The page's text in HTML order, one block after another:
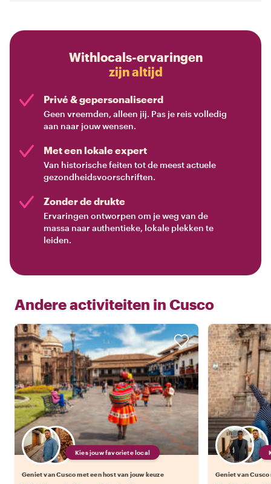
Withlocals-ervaringen
zijn altijd
Privé & gepersonaliseerd
Geen vreemden, alleen jij. Pas je reis volledig
aan naar jouw wensen.
Met een lokale expert
Van historische feiten tot de meest actuele
gezondheidsvoorschriften.
Zonder de drukte
Ervaringen ontworpen om je weg van de
massa naar authentieke, lokale plekken te
leiden.
Andere activiteiten in Cusco
Kies jouw favoriete local
Geniet van Cusco met een host van jouw keuze Geniet van Cusco